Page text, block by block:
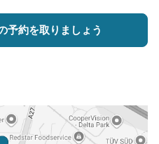
予約を取りましょう